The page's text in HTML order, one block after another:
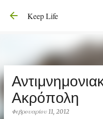
Μετάβαση στο
Keep Life
Ακρόπολη
Φεβρουαρίου 11, 2012